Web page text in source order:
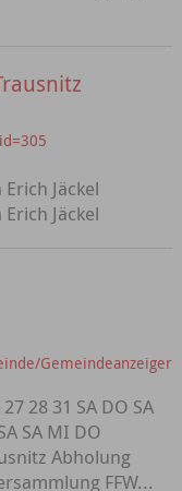
Jäckel
Jäckel
Gemeindeanzeiger
28 31 SA DO SA
SA MI DO
Abholung
FFW...